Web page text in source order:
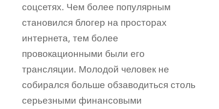
соцсетях. Чем более популярным
становился блогер на просторах
интернета, тем более
провокационными были его
трансляции. Молодой человек не
собирался больше обзаводиться столь
серьезными финансовыми